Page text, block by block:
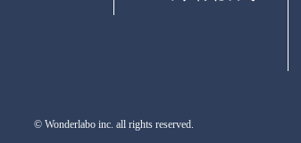
© Wonderlabo inc. all rights reserved.